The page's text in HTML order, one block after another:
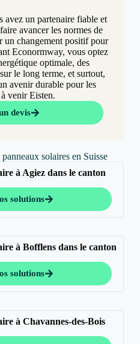
avez un partenaire fiable et
avancer les normes de
un changement positif pour
Econormway, vous optez
optimale, des
le long terme, et surtout,
avenir durable pour les
venir Eisten.
devis
solaires en Suisse
à Agiez dans le canton
solutions
à Bofflens dans le canton
solutions
à Chavannes-des-Bois